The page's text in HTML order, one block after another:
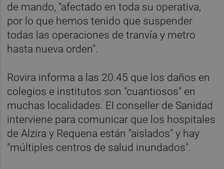
de mando, "afectado en toda su operativa,
por lo que hemos tenido que suspender
todas las operaciones de tranvía y metro
hasta nueva orden".
Rovira informa a las 20.45 que los daños en
colegios e institutos son "cuantiosos" en
muchas localidades. El conseller de Sanidad
interviene para comunicar que los hospitales
de Alzira y Requena están "aislados" y hay
"múltiples centros de salud inundados".